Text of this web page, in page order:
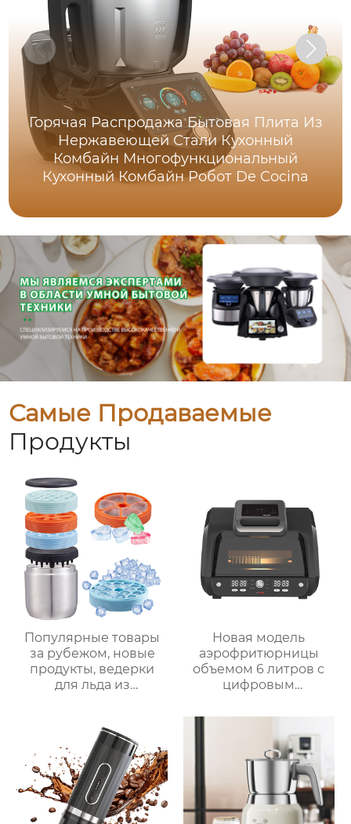
Горячая Распродажа Бытовая Плита Из
Нержавеющей Стали Кухонный
Комбайн Многофункциональный
Кухонный Комбайн Робот De Cocina
Самые Продаваемые
Продукты
Популярные товары
за рубежом, новые
продукты, ведерки
для льда из
ведерки,
многослойное
приготовление льда,
быстрое
высвобождение,
бытовые
Новая модель
аэрофритюрницы
объемом 6 литров с
цифровым
предустановленными
функциями Духовка
Электрическая
интеллектуальная
воздушная
фритюрница
Хрустящий Готовит